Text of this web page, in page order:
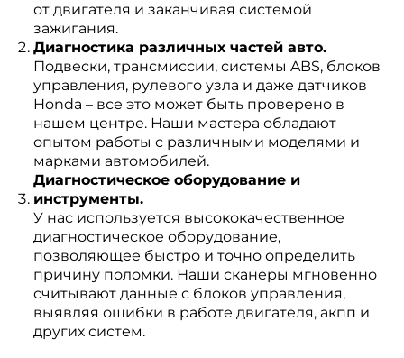
от двигателя и заканчивая системой
зажигания.
Диагностика различных частей авто.
Подвески, трансмиссии, системы ABS, блоков
управления, рулевого узла и даже датчиков
Honda – все это может быть проверено в
нашем центре. Наши мастера обладают
опытом работы с различными моделями и
марками автомобилей.
Диагностическое оборудование и
инструменты.
У нас используется высококачественное
диагностическое оборудование,
позволяющее быстро и точно определить
причину поломки. Наши сканеры мгновенно
считывают данные с блоков управления,
выявляя ошибки в работе двигателя, акпп и
других систем.